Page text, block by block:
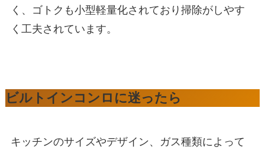
く、ゴトクも小型軽量化されており掃除がしやす
く工夫されています。
ビルトインコンロに迷ったら
キッチンのサイズやデザイン、ガス種類によって